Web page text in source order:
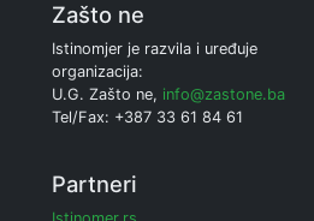
Zašto ne
Istinomjer je razvila i uređuje
organizacija:
U.G. Zašto ne, info@zastone.ba
Tel/Fax: +387 33 61 84 61
Partneri